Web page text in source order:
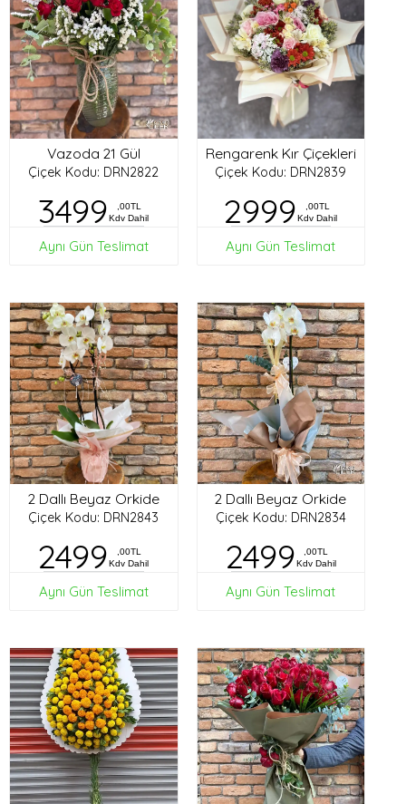
Vazoda 21 Gül
Çiçek Kodu: DRN2822
3499
,00TL
Kdv Dahil
Aynı Gün Teslimat
Rengarenk Kır Çiçekleri
Çiçek Kodu: DRN2839
2999
,00TL
Kdv Dahil
Aynı Gün Teslimat
2 Dallı Beyaz Orkide
Çiçek Kodu: DRN2843
2499
,00TL
Kdv Dahil
Aynı Gün Teslimat
2 Dallı Beyaz Orkide
Çiçek Kodu: DRN2834
2499
,00TL
Kdv Dahil
Aynı Gün Teslimat